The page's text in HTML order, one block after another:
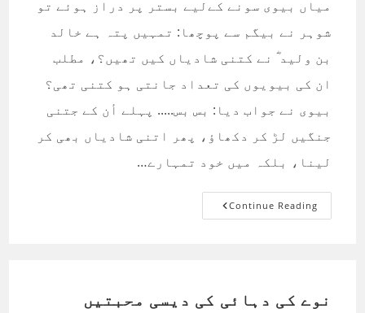
میاں بیوی سونے کےلیے بستر پر دراز ہوئے تو
شوہر نے بیگم سے پوچھا: تمہیں پتہ ہے خالد
بن ولید ؓ نے کتنی شادیاں کیں تھیں؟، مطلب
ان کی بیویوں کی تعداد جانتی ہو کتنی تھی؟
بیوی نے جواب دیا: بس بس..... پہلے أن کے جتنی
جنگیں لڑ کر دکھاؤ، پھر اتنی شادیاں بھی کر
لینا، بلکہ میں خود تمہارے…
Continue Readingاے
ام
بچائے
نوے کی دہائی کی دیسی محبتیں